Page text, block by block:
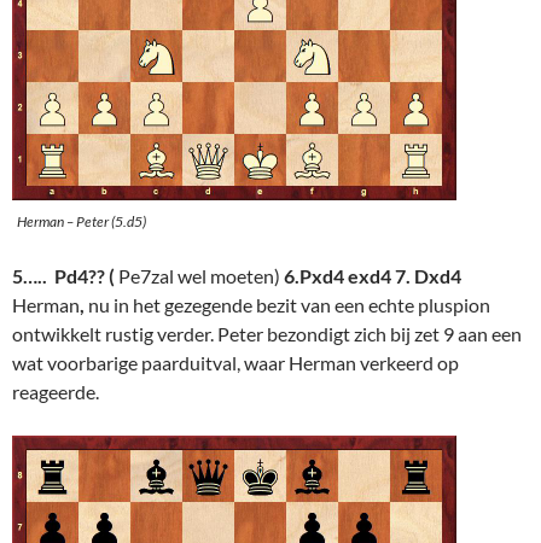
Herman – Peter (5.d5)
5….. Pd4?? ( Pe7zal wel moeten) 6.Pxd4 exd4 7. Dxd4
Herman, nu in het gezegende bezit van een echte pluspion
ontwikkelt rustig verder. Peter bezondigt zich bij zet 9 aan een
wat voorbarige paarduitval, waar Herman verkeerd op
reageerde.